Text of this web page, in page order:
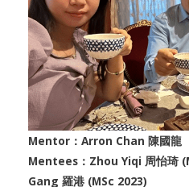
Mentor：Arron Chan 陳國龍
Mentees：Zhou Yiqi 周怡琦
Gang 羅港 (MSc 2023)